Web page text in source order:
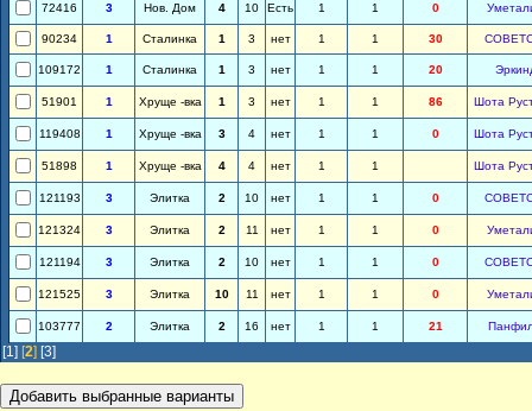
72416 3 Нов. Дом 4 10 Есть 1 1 0
90234 1 Сталинка 1 3 нет 1 1 30
109172 1 Сталинка 1 3 нет 1 1 20
51901 1 Хруще -вка 1 3 нет 1 1 86 Шота
119408 1 Хруще -вка 3 4 нет 1 1 0 Шота
51898 1 Хруще -вка 4 4 нет 1 1 Шота
121193 3 Элитка 2 10 нет 1 1 0
121324 3 Элитка 2 11 нет 1 1 0
121194 3 Элитка 2 10 нет 1 1 0
121525 3 Элитка 10 11 нет 1 1 0
103777 2 Элитка 2 16 нет 1 1 21
[1] [2] [3]